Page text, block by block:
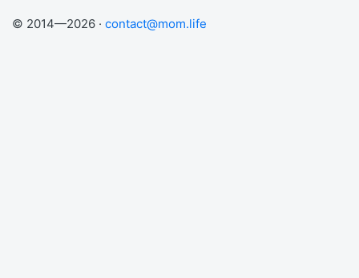
© 2014—2026 · contact@mom.life